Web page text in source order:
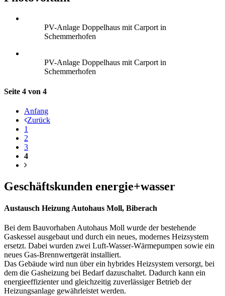
PV-Anlage Doppelhaus mit Carport in
Schemmerhofen
PV-Anlage Doppelhaus mit Carport in
Schemmerhofen
Seite 4 von 4
Anfang
Zurück
1
2
3
4
Geschäftskunden energie+wasser
Austausch Heizung Autohaus Moll, Biberach
Bei dem Bauvorhaben Autohaus Moll wurde der bestehende
Gaskessel ausgebaut und durch ein neues, modernes Heizsystem
ersetzt. Dabei wurden zwei Luft-Wasser-Wärmepumpen sowie ein
neues Gas-Brennwertgerät installiert.
Das Gebäude wird nun über ein hybrides Heizsystem versorgt, bei
dem die Gasheizung bei Bedarf dazuschaltet. Dadurch kann ein
energieeffizienter und gleichzeitig zuverlässiger Betrieb der
Heizungsanlage gewährleistet werden.